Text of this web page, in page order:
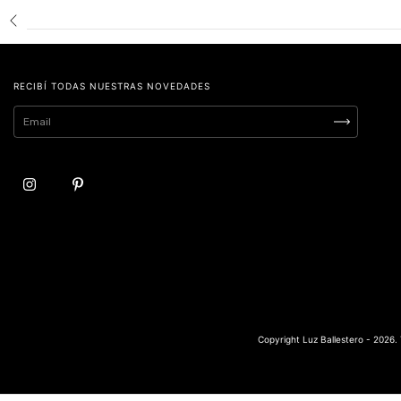
RECIBÍ TODAS NUESTRAS NOVEDADES
Copyright Luz Ballestero - 2026.